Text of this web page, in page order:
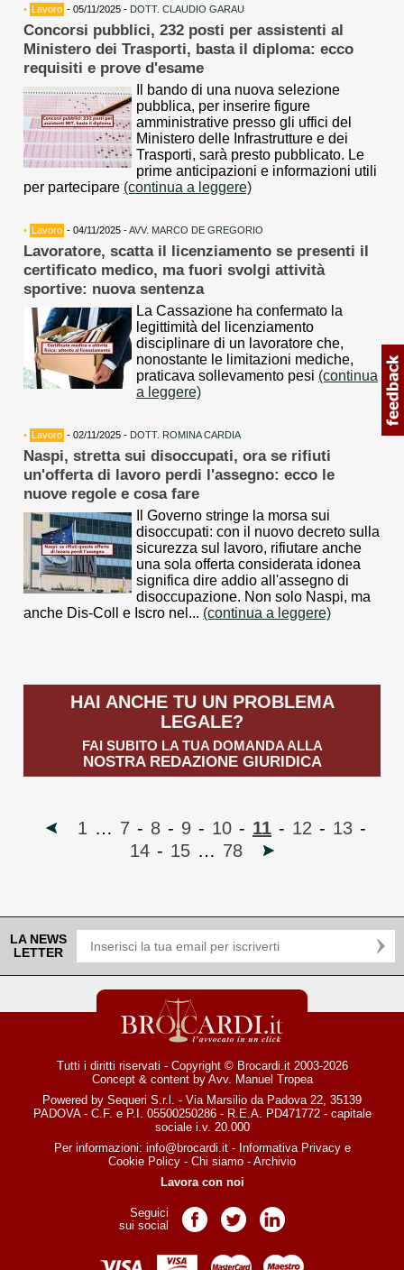
• Lavoro - 05/11/2025 - DOTT. CLAUDIO GARAU
Concorsi pubblici, 232 posti per assistenti al
Ministero dei Trasporti, basta il diploma: ecco
requisiti e prove d'esame
Il bando di una nuova selezione
pubblica, per inserire figure
amministrative presso gli uffici del
Ministero delle Infrastrutture e dei
Trasporti, sarà presto pubblicato. Le
prime anticipazioni e informazioni utili
per partecipare (continua a leggere)
• Lavoro - 04/11/2025 -AVV. MARCO DE GREGORIO
Lavoratore, scatta il licenziamento se presenti il
certificato medico, ma fuori svolgi attività
sportive: nuova sentenza
La Cassazione ha confermato la
legittimità del licenziamento
disciplinare di un lavoratore che,
nonostante le limitazioni mediche,
praticava sollevamento pesi (continua
a leggere)
• Lavoro - 02/11/2025 - DOTT. ROMINA CARDIA
Naspi, stretta sui disoccupati, ora se rifiuti
un'offerta di lavoro perdi l'assegno: ecco le
nuove regole e cosa fare
Il Governo stringe la morsa sui
disoccupati: con il nuovo decreto sulla
sicurezza sul lavoro, rifiutare anche
una sola offerta considerata idonea
significa dire addio all'assegno di
disoccupazione. Non solo Naspi, ma
anche Dis-Coll e Iscro nel... (continua a leggere)
HAI ANCHE TU UN PROBLEMA
LEGALE?
FAI SUBITO LA TUA DOMANDA ALLA
NOSTRA REDAZIONE GIURIDICA
1 … 7 - 8 - 9 - 10 - 11 - 12 - 13 -
14 - 15 … 78
LA NEWS
LETTER
Tutti i diritti riservati - Copyright © Brocardi.it 2003-2026
Concept & content by Avv. Manuel Tropea
Powered by Sequeri S.r.l. - Via Marsilio da Padova 22, 35139
PADOVA - C.F. e P.I. 05500250286 - R.E.A. PD471772 - capitale
sociale i.v. 20.000
Per informazioni: info@brocardi.it- Informativa Privacye
Cookie Policy - Chi siamo - Archivio
Lavora con noi
Seguici
sui social
Pagina Facebook
Pagina TwitterPagina LinkedIn